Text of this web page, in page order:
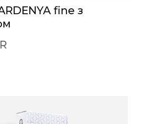
fine з